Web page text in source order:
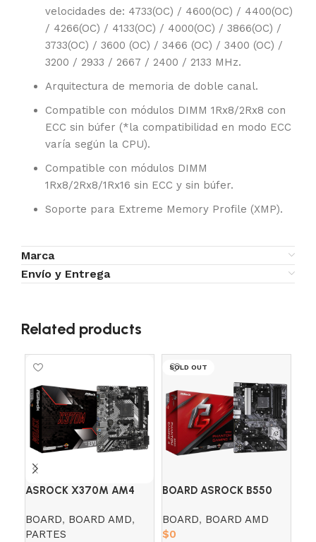
velocidades de: 4733(OC) / 4600(OC) / 4400(OC)
/ 4266(OC) / 4133(OC) / 4000(OC) / 3866(OC) /
3733(OC) / 3600 (OC) / 3466 (OC) / 3400 (OC) /
3200 / 2933 / 2667 / 2400 / 2133 MHz.
Arquitectura de memoria de doble canal.
Compatible con módulos DIMM 1Rx8/2Rx8 con
ECC sin búfer (*la compatibilidad en modo ECC
varía según la CPU).
Compatible con módulos DIMM
1Rx8/2Rx8/1Rx16 sin ECC y sin búfer.
Soporte para Extreme Memory Profile (XMP).
Marca
Envío y Entrega
Related products
ASROCK X370M AM4
BOARD, BOARD AMD,
PARTES
SOLD OUT
BOARD ASROCK B550
(AMD)
BOARD, BOARD AMD
$0